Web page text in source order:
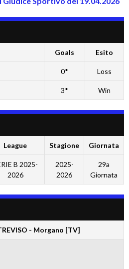
Goals Esito
0* Loss
3* Win
League Stagione Giornata
B 2025-
2026
2025-
2026
29a
Giornata
- Morgano [TV]